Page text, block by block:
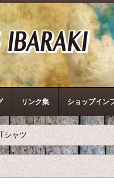
ザ・
リンク集 ショップイン
シャツ